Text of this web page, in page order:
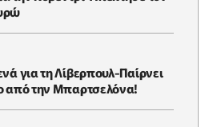
για τη Λίβερπουλ-Παίρνει
από την Μπαρτσελόνα!